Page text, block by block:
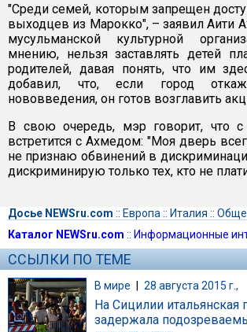
"Среди семей, которым запрещен
выходцев из Марокко", – заявил Аити
мусульманской культурной
мнению, нельзя заставлять детей
родителей, давая понять, что им
добавил, что, если город
нововведения, он готов возглавить
В свою очередь, мэр говорит, что с
встретится с Ахмедом: "Моя дверь
не признаю обвинений в
дискриминирую только тех, кто не
Досье NEWSru.com :: Европа :: Италия ::
Каталог NEWSru.com :: Информационные
ССЫЛКИ ПО ТЕМЕ
В мире | 28 августа 2015 г.,
На Сицилии итальянская
задержала